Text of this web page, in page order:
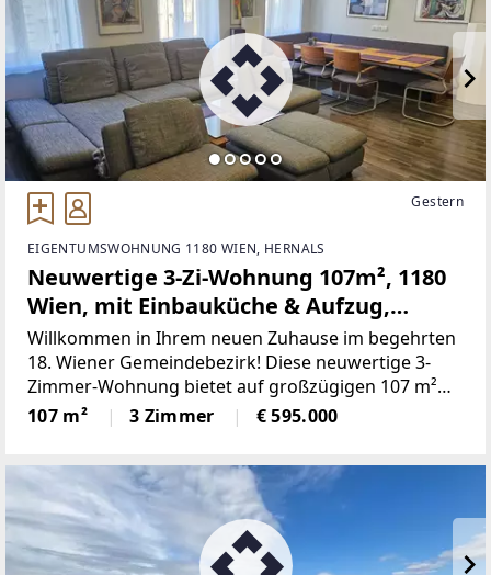
Gestern
EIGENTUMSWOHNUNG 1180 WIEN, HERNALS
Neuwertige 3-Zi-Wohnung 107m², 1180
Wien, mit Einbauküche & Aufzug,
€595.000,-
Willkommen in Ihrem neuen Zuhause im begehrten
18. Wiener Gemeindebezirk! Diese neuwertige 3-
Zimmer-Wohnung bietet auf großzügigen 107 m²
Wohnfläche alles, was modernes und komfortables
Wohnen ausmacht. Investieren Sie in eine
107 m² 3 Zimmer € 595.000